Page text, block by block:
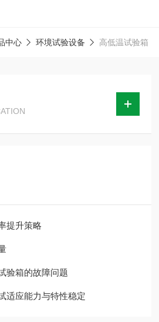
在线留言
中心 环境试验设备 高低温试验箱
提升策略
验箱的故障问题
适应能力与特性稳定